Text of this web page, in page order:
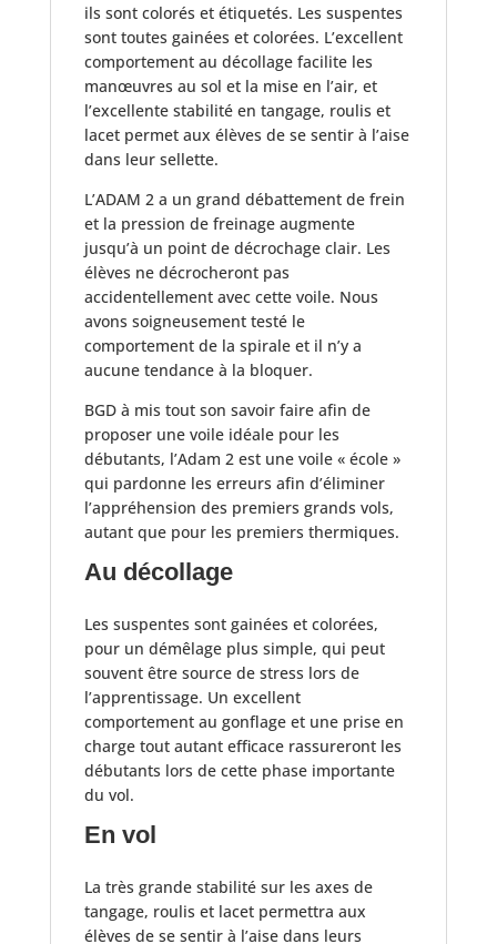
ils sont colorés et étiquetés. Les suspentes
sont toutes gainées et colorées. L’excellent
comportement au décollage facilite les
manœuvres au sol et la mise en l’air, et
l’excellente stabilité en tangage, roulis et
lacet permet aux élèves de se sentir à l’aise
dans leur sellette.
L’ADAM 2 a un grand débattement de frein
et la pression de freinage augmente
jusqu’à un point de décrochage clair. Les
élèves ne décrocheront pas
accidentellement avec cette voile. Nous
avons soigneusement testé le
comportement de la spirale et il n’y a
aucune tendance à la bloquer.
BGD à mis tout son savoir faire afin de
proposer une voile idéale pour les
débutants, l’Adam 2 est une voile « école »
qui pardonne les erreurs afin d’éliminer
l’appréhension des premiers grands vols,
autant que pour les premiers thermiques.
Au décollage
Les suspentes sont gainées et colorées,
pour un démêlage plus simple, qui peut
souvent être source de stress lors de
l’apprentissage. Un excellent
comportement au gonflage et une prise en
charge tout autant efficace rassureront les
débutants lors de cette phase importante
du vol.
En vol
La très grande stabilité sur les axes de
tangage, roulis et lacet permettra aux
élèves de se sentir à l’aise dans leurs